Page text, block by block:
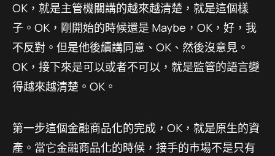
OK，就是主管機關講的越來越清楚，就是這個樣
子。OK，剛開始的時候還是 Maybe，OK，好，我
不反對。但是他後續講同意、OK、然後沒意見。
OK，接下來是可以或者不可以，就是監管的語言變
得越來越清楚。OK。
第一步這個金融商品化的完成，OK，就是原生的資
產。當它金融商品化的時候，接手的市場不是只有